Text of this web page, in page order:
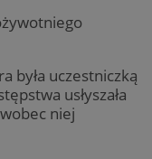
była uczestniczką
usłyszała
niej